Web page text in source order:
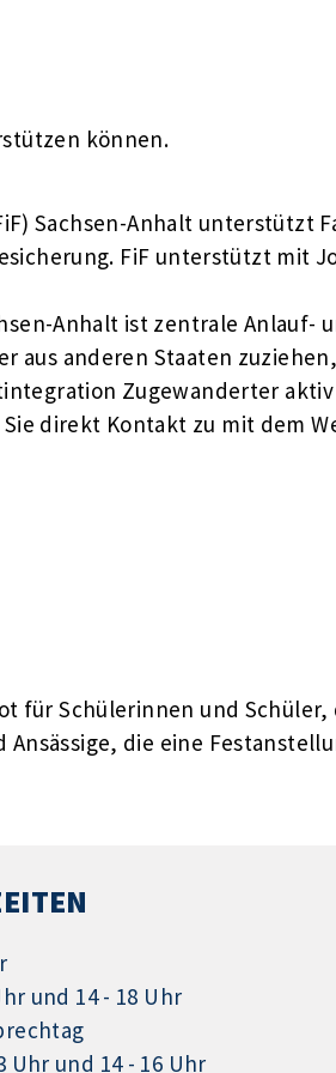
können.
Sachsen-Anhalt unterstützt
FiF unterstützt mit
Anhalt ist zentrale Anlauf-
aus anderen Staaten
Zugewanderter aktiv
direkt Kontakt zu mit dem
für Schülerinnen und
die eine
und 14 - 18 Uhr
Uhr und 14 - 16 Uhr